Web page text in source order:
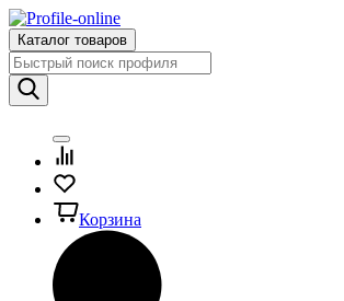
Каталог товаров
Корзина